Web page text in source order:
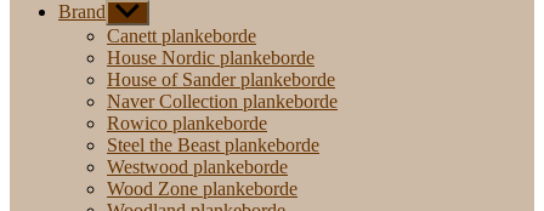
Brand Vis
undermenu
Canett plankeborde
House Nordic plankeborde
House of Sander plankeborde
Naver Collection plankeborde
Rowico plankeborde
Steel the Beast plankeborde
Westwood plankeborde
Wood Zone plankeborde